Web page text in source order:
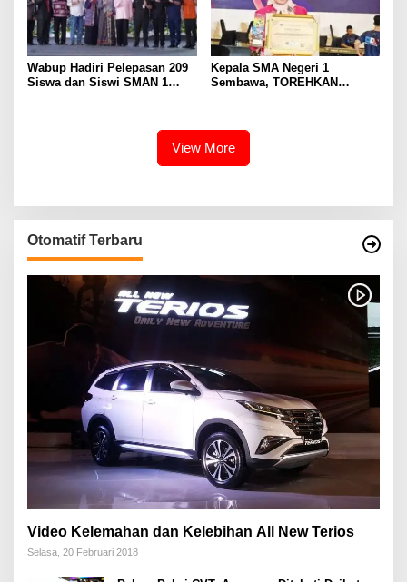
Wabup Hadiri Pelepasan 209
Siswa dan Siswi SMAN 1
Kepala SMA Negeri 1
Sembawa, TOREHKAN
View More
Otomatif Terbaru
Video Kelemahan dan Kelebihan All New Terios
Selasa, 20 Februari 2018